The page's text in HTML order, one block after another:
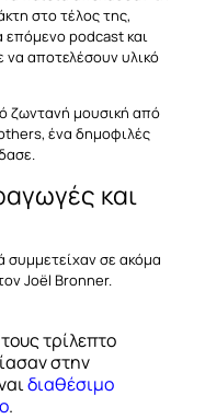
στο τέλος της,
επόμενο podcast και
αποτελέσουν υλικό
ζωντανή μουσική από
ένα δημοφιλές
και
συμμετείχαν σε ακόμα
Joël Bronner.
τρίλεπτο
στην
διαθέσιμο
.